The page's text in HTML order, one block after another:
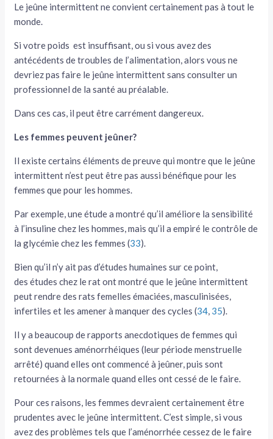
Le jeûne intermittent ne convient certainement pas à tout le
monde.
Si votre poids est insuffisant, ou si vous avez des
antécédents de troubles de l’alimentation, alors vous ne
devriez pas faire le jeûne intermittent sans consulter un
professionnel de la santé au préalable.
Dans ces cas, il peut être carrément dangereux.
Les femmes peuvent jeûner?
Il existe certains éléments de preuve qui montre que le jeûne
intermittent n’est peut être pas aussi bénéfique pour les
femmes que pour les hommes.
Par exemple, une étude a montré qu’il améliore la sensibilité
à l’insuline chez les hommes, mais qu’il a empiré le contrôle de
la glycémie chez les femmes (33).
Bien qu’il n’y ait pas d’études humaines sur ce point,
des études chez le rat ont montré que le jeûne intermittent
peut rendre des rats femelles émaciées, masculinisées,
infertiles et les amener à manquer des cycles (34, 35).
Il y a beaucoup de rapports anecdotiques de femmes qui
sont devenues aménorrhéiques (leur période menstruelle
arrêté) quand elles ont commencé à jeûner, puis sont
retournées à la normale quand elles ont cessé de le faire.
Pour ces raisons, les femmes devraient certainement être
prudentes avec le jeûne intermittent. C’est simple, si vous
avez des problèmes tels que l’aménorrhée cessez de le faire